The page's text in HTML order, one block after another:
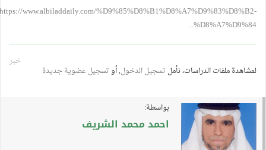
https://www.albiladdaily.com/%D9%85%D8%B1%D8%A7%D9%83%D8%B2-
%D8%A7%D9%84...
خبر
لمشاهدة ملفات الدراسات، نأمل تسجيل الدخول, أوتسجيل عضوية جديدة
بواسطة:
احمد محمد الشريف